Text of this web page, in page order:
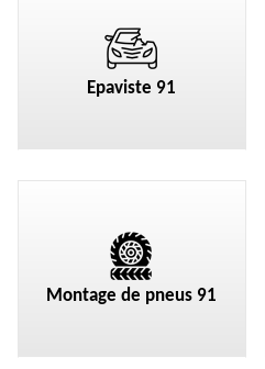
Epaviste 91
Montage de pneus 91